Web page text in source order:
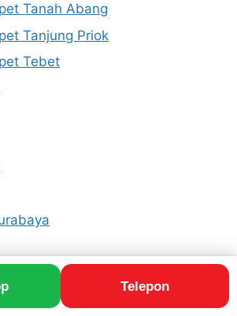
Telepon
Tanah Abang
Tanjung Priok
Tebet
Drain Service | Ducting Cleaning
denganGeneratePress